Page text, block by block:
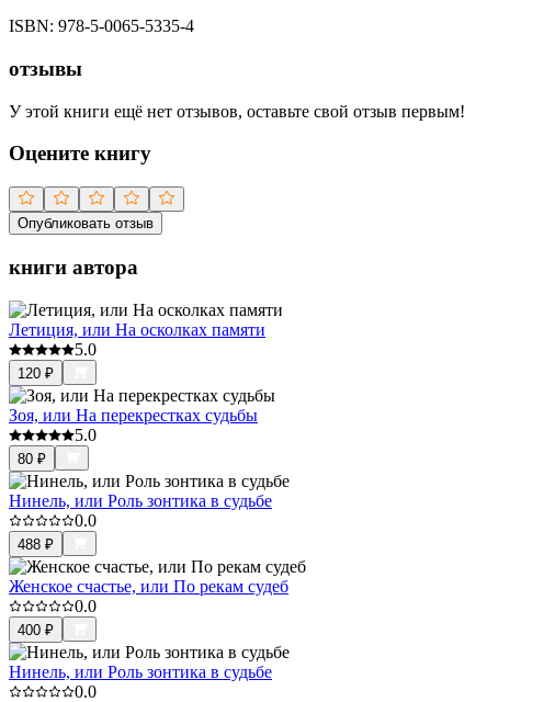
ISBN: 978-5-0065-5335-4
отзывы
У этой книги ещё нет отзывов, оставьте свой отзыв первым!
Оцените книгу
Опубликовать отзыв
книги автора
Летиция, или На осколках памяти
5.0
120 ₽
Зоя, или На перекрестках судьбы
5.0
80 ₽
Нинель, или Роль зонтика в судьбе
0.0
488 ₽
Женское счастье, или По рекам судеб
0.0
400 ₽
Нинель, или Роль зонтика в судьбе
0.0